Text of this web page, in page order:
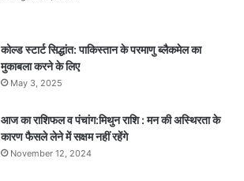
कोल्ड स्टार्ट सिद्धांत: पाकिस्तान के परमाणु ब्लैकमेल का
मुकाबला करने के लिए
May 3, 2025
आज का राशिफल व पंचांग:मिथुन राशि : मन की अस्थिरता के
कारण फैसले लेने में सक्षम नहीं रहेंगे
November 12, 2024